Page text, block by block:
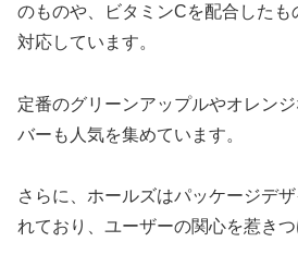
のものや、ビタミンCを配合したも
対応しています。
定番のグリーンアップルやオレン
バーも人気を集めています。
さらに、ホールズはパッケージデ
れており、ユーザーの関心を惹きつ